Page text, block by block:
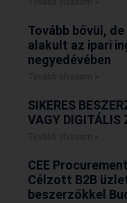
Tovább bővül,
alakult az ipari
negyedévében
SIKERES
VAGY DIGITÁLIS
CEE
Célzott B2B
beszerzőkkel